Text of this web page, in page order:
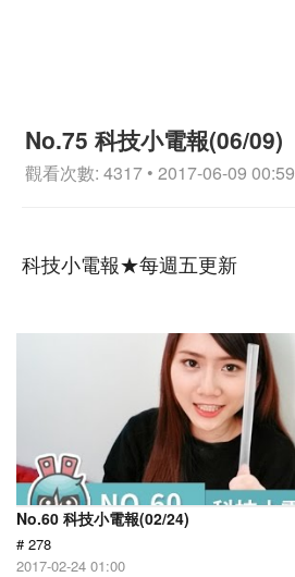
No.75 科技小電報(06/09)
觀看次數: 4317 • 2017-06-09 00:59
科技小電報★每週五更新
No.60 科技小電報(02/24)
# 278
2017-02-24 01:00